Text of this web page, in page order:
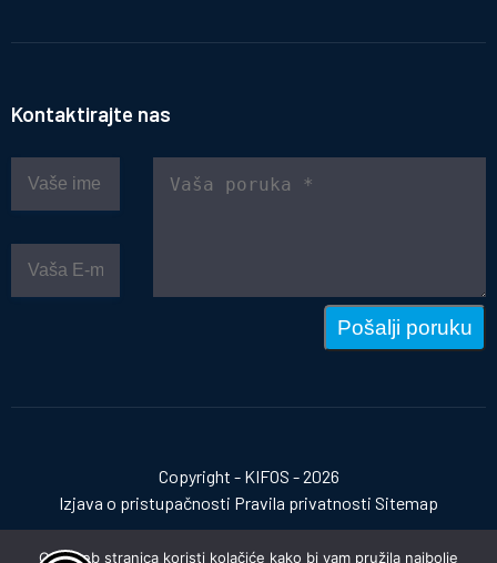
Kontaktirajte nas
Pošalji poruku
Copyright - KIFOS - 2026
Izjava o pristupačnosti Pravila privatnosti Sitemap
Ova web stranica koristi kolačiće kako bi vam pružila najbolje